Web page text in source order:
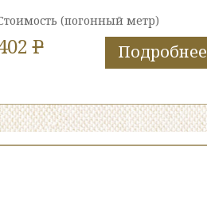
(погонный метр)
P Подробнее